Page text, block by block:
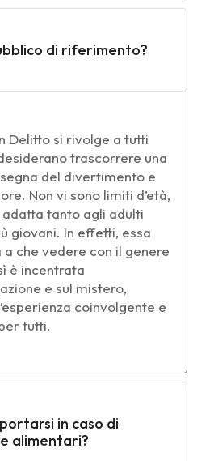
di riferimento?
Delitto si rivolge a tutti
trascorrere una
del divertimento e
Non vi sono limiti d’età,
tanto agli adulti
giovani. In effetti, essa
a che vedere con il genere
è incentrata
e sul mistero,
coinvolgente e
tutti.
in caso di
alimentari?